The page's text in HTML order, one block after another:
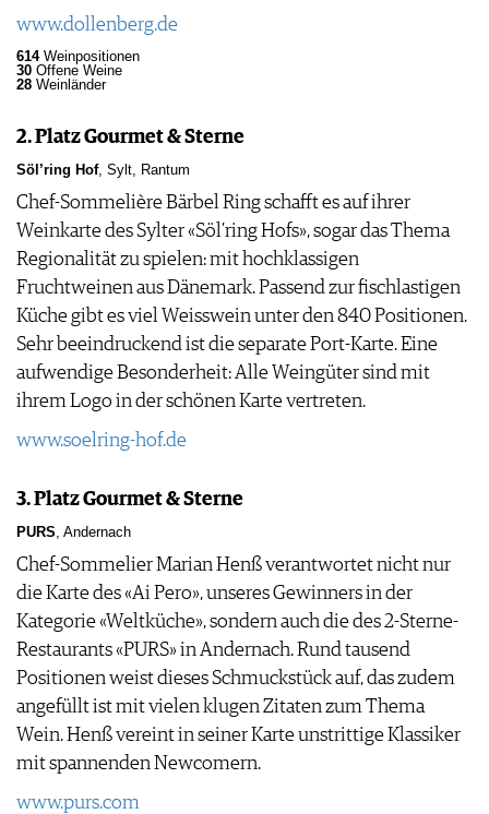
www.dollenberg.de
614 Weinpositionen
30 Offene Weine
28 Weinländer
2. Platz Gourmet & Sterne
Söl’ring Hof, Sylt, Rantum
Chef-Sommelière Bärbel Ring schafft es auf ihrer
Weinkarte des Sylter «Söl’ring Hofs», sogar das Thema
Regionalität zu spielen: mit hochklassigen
Fruchtweinen aus Dänemark. Passend zur fischlastigen
Küche gibt es viel Weisswein unter den 840 Positionen.
Sehr beeindruckend ist die separate Port-Karte. Eine
aufwendige Besonderheit: Alle Weingüter sind mit
ihrem Logo in der schönen Karte vertreten.
www.soelring-hof.de
3. Platz Gourmet & Sterne
PURS , Andernach
Chef-Sommelier Marian Henß verantwortet nicht nur
die Karte des «Ai Pero», unseres Gewinners in der
Kategorie «Weltküche», sondern auch die des 2-Sterne-
Restaurants «PURS» in Andernach. Rund tausend
Positionen weist dieses Schmuckstück auf, das zudem
angefüllt ist mit vielen klugen Zitaten zum Thema
Wein. Henß vereint in seiner Karte unstrittige Klassiker
mit spannenden Newcomern.
www.purs.com